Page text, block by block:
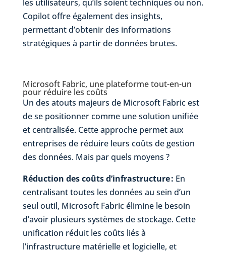
les utilisateurs, qu’ils soient techniques ou non.
Copilot offre également des insights,
permettant d’obtenir des informations
stratégiques à partir de données brutes.
Microsoft Fabric, une plateforme tout-en-un
pour réduire les coûts
Un des atouts majeurs de Microsoft Fabric est
de se positionner comme une solution unifiée
et centralisée. Cette approche permet aux
entreprises de réduire leurs coûts de gestion
des données. Mais par quels moyens ?
Réduction des coûts d’infrastructure : En
centralisant toutes les données au sein d’un
seul outil, Microsoft Fabric élimine le besoin
d’avoir plusieurs systèmes de stockage. Cette
unification réduit les coûts liés à
l’infrastructure matérielle et logicielle, et